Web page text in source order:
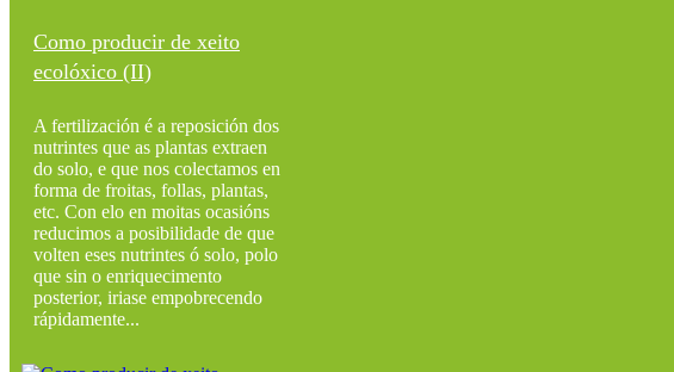
Como producir de xeito
ecolóxico (II)
A fertilización é a reposición dos
nutrintes que as plantas extraen
do solo, e que nos colectamos en
forma de froitas, follas, plantas,
etc. Con elo en moitas ocasións
reducimos a posibilidade de que
volten eses nutrintes ó solo, polo
que sin o enriquecimento
posterior, iriase empobrecendo
rápidamente...